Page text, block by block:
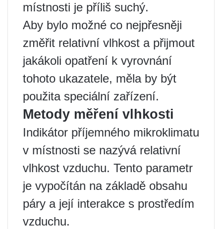
místnosti je příliš suchý.
Aby bylo možné co nejpřesněji
změřit relativní vlhkost a přijmout
jakákoli opatření k vyrovnání
tohoto ukazatele, měla by být
použita speciální zařízení.
Metody měření vlhkosti
Indikátor příjemného mikroklimatu
v místnosti se nazývá relativní
vlhkost vzduchu. Tento parametr
je vypočítán na základě obsahu
páry a její interakce s prostředím
vzduchu.